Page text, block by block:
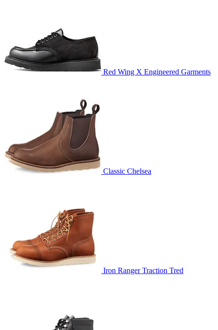
Red Wing X Engineered Garments
Classic Chelsea
Iron Ranger Traction Tred